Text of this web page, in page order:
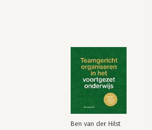
Ben van der Hilst